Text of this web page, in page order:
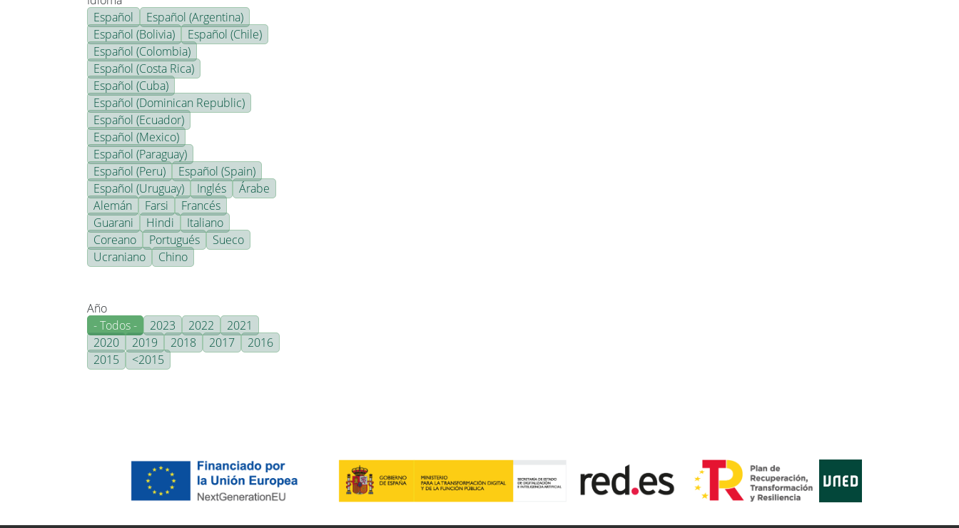
Español
Español (Argentina)
Español (Bolivia)
Español (Chile)
Español (Colombia)
Español (Costa Rica)
Español (Cuba)
Español (Dominican Republic)
Español (Ecuador)
Español (Mexico)
Español (Paraguay)
Español (Peru)
Español (Spain)
Español (Uruguay)
Inglés
Árabe
Alemán
Farsi
Francés
Guarani
Hindi
Italiano
Coreano
Portugués
Sueco
Ucraniano
Chino
Año
- Todos -
2023 2022
2021
2020
2019 2018 2017
2016
2015
<2015